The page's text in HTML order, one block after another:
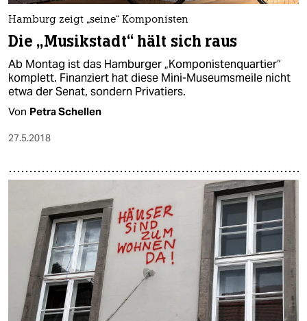
Hamburg zeigt „seine“ Komponisten
Die „Musikstadt“ hält sich raus
Ab Montag ist das Hamburger „Komponistenquartier“
komplett. Finanziert hat diese Mini-Museumsmeile nicht
etwa der Senat, sondern Privatiers.
Von Petra Schellen
27.5.2018